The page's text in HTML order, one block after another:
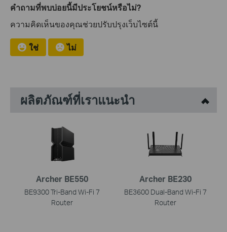
คำถามที่พบบ่อยนี้มีประโยชน์หรือไม่?
ความคิดเห็นของคุณช่วยปรับปรุงเว็บไซต์นี้
ใช่ ไม่
ผลิตภัณฑ์ที่เราแนะนำ
Archer BE550
BE9300 Tri-Band Wi-Fi 7
Router
Archer BE230
BE3600 Dual-Band Wi-Fi 7
Router